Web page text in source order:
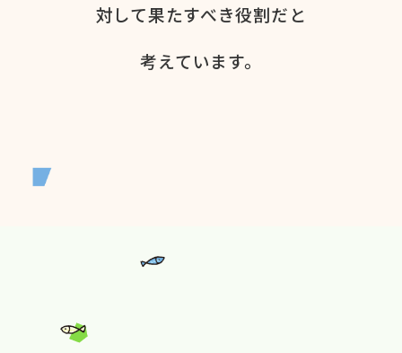
対して​果た​すべき役割だと​
考えています。​